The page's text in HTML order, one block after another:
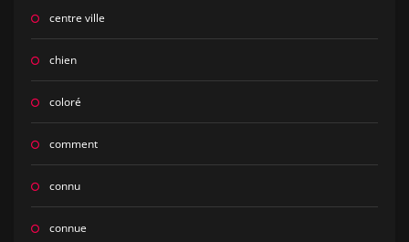
centre ville
chien
coloré
comment
connu
connue